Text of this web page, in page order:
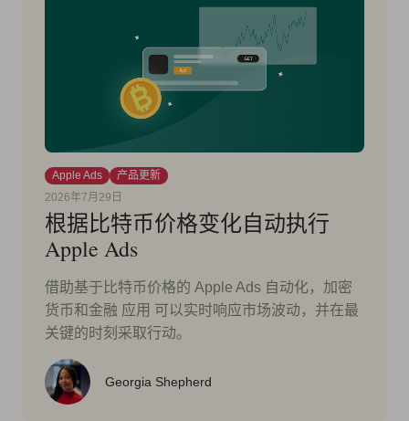
Apple Ads
产品更新
2026年7月29日
根据比特币价格变化自动执行
Apple Ads
借助基于比特币价格的 Apple Ads 自动化，加密
货币和金融 应用 可以实时响应市场波动，并在最
关键的时刻采取行动。
Georgia Shepherd